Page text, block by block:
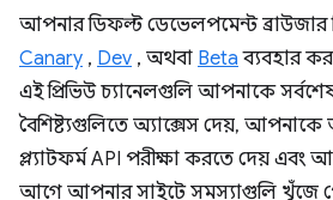
আপনার ডিফল্ট ডেভেলপমেন্ট ব্রাউজার
Canary , Dev , অথবা Beta ব্যবহার
এই প্রিভিউ চ্যানেলগুলি আপনাকে
বৈশিষ্ট্যগুলিতে অ্যাক্সেস দেয়,
প্ল্যাটফর্ম API পরীক্ষা করতে দেয় এবং
আগে আপনার সাইটে সমস্যাগুলি খুঁজে